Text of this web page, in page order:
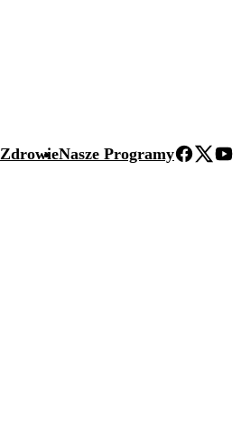
ZdrowieNasze Programy